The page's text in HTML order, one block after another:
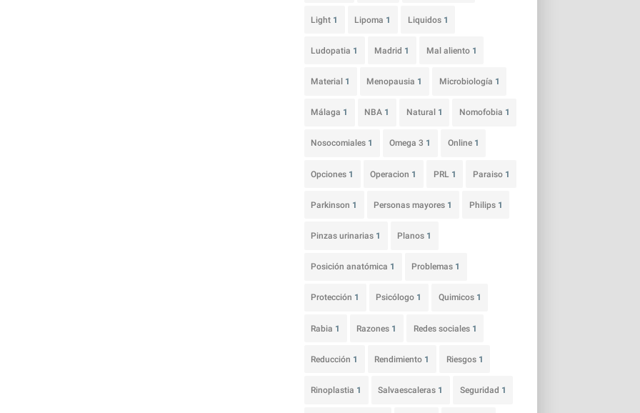
Light 1 Lipoma 1 Liquidos 1
Ludopatia 1 Madrid 1 Mal aliento 1
Material 1 Menopausia 1 Microbiología 1
Málaga 1 NBA 1 Natural 1 Nomofobia 1
Nosocomiales 1 Omega 3 1 Online 1
Opciones 1 Operacion 1 PRL 1 Paraiso 1
Parkinson 1 Personas mayores 1 Philips 1
Pinzas urinarias 1 Planos 1
Posición anatómica 1 Problemas 1
Protección 1 Psicólogo 1 Quimicos 1
Rabia 1 Razones 1 Redes sociales 1
Reducción 1 Rendimiento 1 Riesgos 1
Rinoplastia 1 Salvaescaleras 1 Seguridad 1